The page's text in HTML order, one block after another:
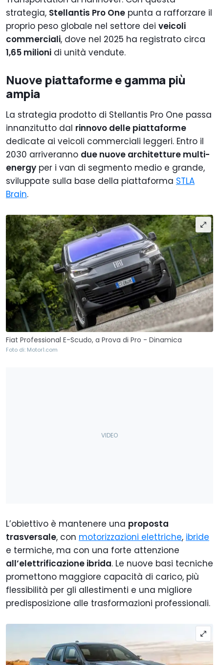
strategia, Stellantis Pro One punta a rafforzare il
proprio peso globale nel settore dei veicoli
commerciali, dove nel 2025 ha registrato circa
1,65 milioni di unità vendute.
Nuove piattaforme e gamma più
ampia
La strategia prodotto di Stellantis Pro One passa
innanzitutto dal rinnovo delle piattaforme
dedicate ai veicoli commerciali leggeri. Entro il
2030 arriveranno due nuove architetture multi-
energy per i van di segmento medio e grande,
sviluppate sulla base della piattaforma STLA
Brain.
Fiat Professional E-Scudo, a Prova di Pro - Dinamica
Foto di: Motor1.com
L’obiettivo è mantenere una proposta
trasversale, con motorizzazioni elettriche, ibride
e termiche, ma con una forte attenzione
all’elettrificazione ibrida. Le nuove basi tecniche
promettono maggiore capacità di carico, più
flessibilità per gli allestimenti e una migliore
predisposizione alle trasformazioni professionali.